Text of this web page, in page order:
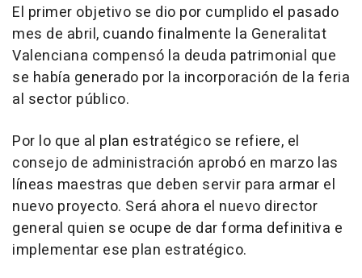
El primer objetivo se dio por cumplido el pasado
mes de abril, cuando finalmente la Generalitat
Valenciana compensó la deuda patrimonial que
se había generado por la incorporación de la feria
al sector público.
Por lo que al plan estratégico se refiere, el
consejo de administración aprobó en marzo las
líneas maestras que deben servir para armar el
nuevo proyecto. Será ahora el nuevo director
general quien se ocupe de dar forma definitiva e
implementar ese plan estratégico.